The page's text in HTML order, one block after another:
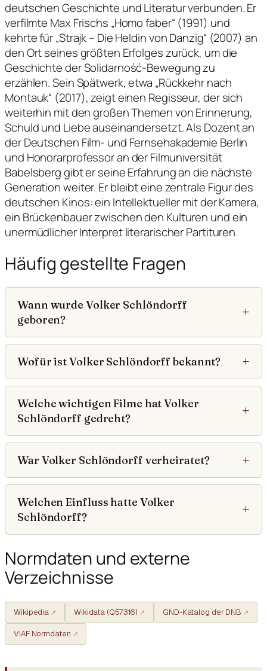
deutschen Geschichte und Literatur verbunden. Er
verfilmte Max Frischs „Homo faber“ (1991) und
kehrte für „Strajk – Die Heldin von Danzig“ (2007) an
den Ort seines größten Erfolges zurück, um die
Geschichte der Solidarność-Bewegung zu
erzählen. Sein Spätwerk, etwa „Rückkehr nach
Montauk“ (2017), zeigt einen Regisseur, der sich
weiterhin mit den großen Themen von Erinnerung,
Schuld und Liebe auseinandersetzt. Als Dozent an
der Deutschen Film- und Fernsehakademie Berlin
und Honorarprofessor an der Filmuniversität
Babelsberg gibt er seine Erfahrung an die nächste
Generation weiter. Er bleibt eine zentrale Figur des
deutschen Kinos: ein Intellektueller mit der Kamera,
ein Brückenbauer zwischen den Kulturen und ein
unermüdlicher Interpret literarischer Partituren.
Häufig gestellte Fragen
Wann wurde Volker Schlöndorff
geboren?
Wofür ist Volker Schlöndorff bekannt?
Welche wichtigen Filme hat Volker
Schlöndorff gedreht?
War Volker Schlöndorff verheiratet?
Welchen Einfluss hatte Volker
Schlöndorff?
Normdaten und externe
Verzeichnisse
Wikipedia Wikidata (Q57316) GND-Katalog der DNB
VIAF Normdaten